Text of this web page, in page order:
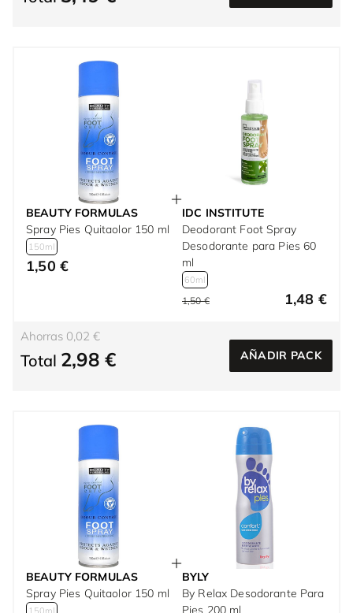
BEAUTY FORMULAS
Spray Pies Quitaolor 150 ml
150ml
1,50 €
IDC INSTITUTE
Deodorant Foot Spray
Desodorante para Pies 60
ml
60ml
1,50 € 1,48 €
Ahorras 0,02 €
Total 2,98 € AÑADIR PACK
BEAUTY FORMULAS
Spray Pies Quitaolor 150 ml
150ml
BYLY
By Relax Desodorante Para
Pies 200 ml